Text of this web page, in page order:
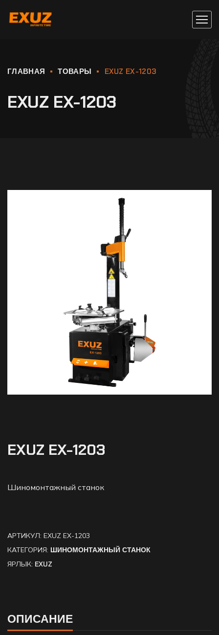
ГЛАВНАЯ ТОВАРЫ EXUZ EX-1203
EXUZ EX-1203
EXUZ EX-1203
Шиномонтажный станок
АРТИКУЛ: EXUZ EX-1203
КАТЕГОРИЯ: ШИНОМОНТАЖНЫЙ СТАНОК
ЯРЛЫК: EXUZ
ОПИСАНИЕ